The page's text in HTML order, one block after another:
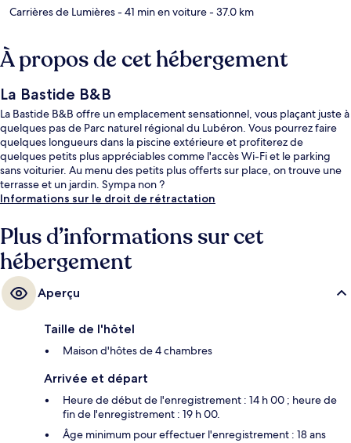
Carrières de Lumières- 41 min en voiture- 37.0 km
À propos de cet hébergement
La Bastide B&B
La Bastide B&B offre un emplacement sensationnel, vous plaçant juste à
quelques pas de Parc naturel régional du Lubéron. Vous pourrez faire
quelques longueurs dans la piscine extérieure et profiterez de
quelques petits plus appréciables comme l'accès Wi-Fi et le parking
sans voiturier. Au menu des petits plus offerts sur place, on trouve une
terrasse et un jardin. Sympa non ?
Informations sur le droit de rétractation
Plus d’informations sur cet
hébergement
Aperçu
Taille de l'hôtel
Maison d'hôtes de 4 chambres
Arrivée et départ
Heure de début de l'enregistrement : 14 h 00 ; heure de
fin de l'enregistrement : 19 h 00.
Âge minimum pour effectuer l'enregistrement : 18 ans